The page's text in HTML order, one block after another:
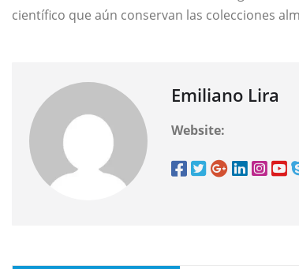
científico que aún conservan las colecciones
Emiliano Lira
Website: